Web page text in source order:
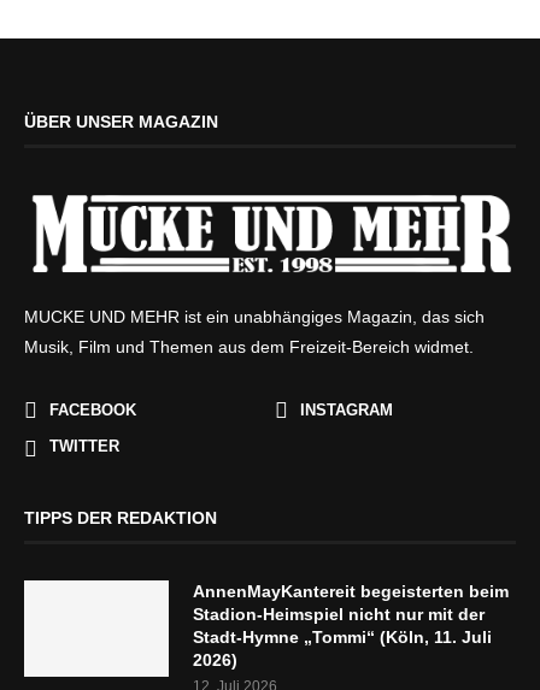
ÜBER UNSER MAGAZIN
MUCKE UND MEHR ist ein unabhängiges Magazin, das sich
Musik, Film und Themen aus dem Freizeit-Bereich widmet.
FACEBOOK
INSTAGRAM
TWITTER
TIPPS DER REDAKTION
AnnenMayKantereit begeisterten beim
Stadion-Heimspiel nicht nur mit der
Stadt-Hymne „Tommi“ (Köln, 11. Juli
2026)